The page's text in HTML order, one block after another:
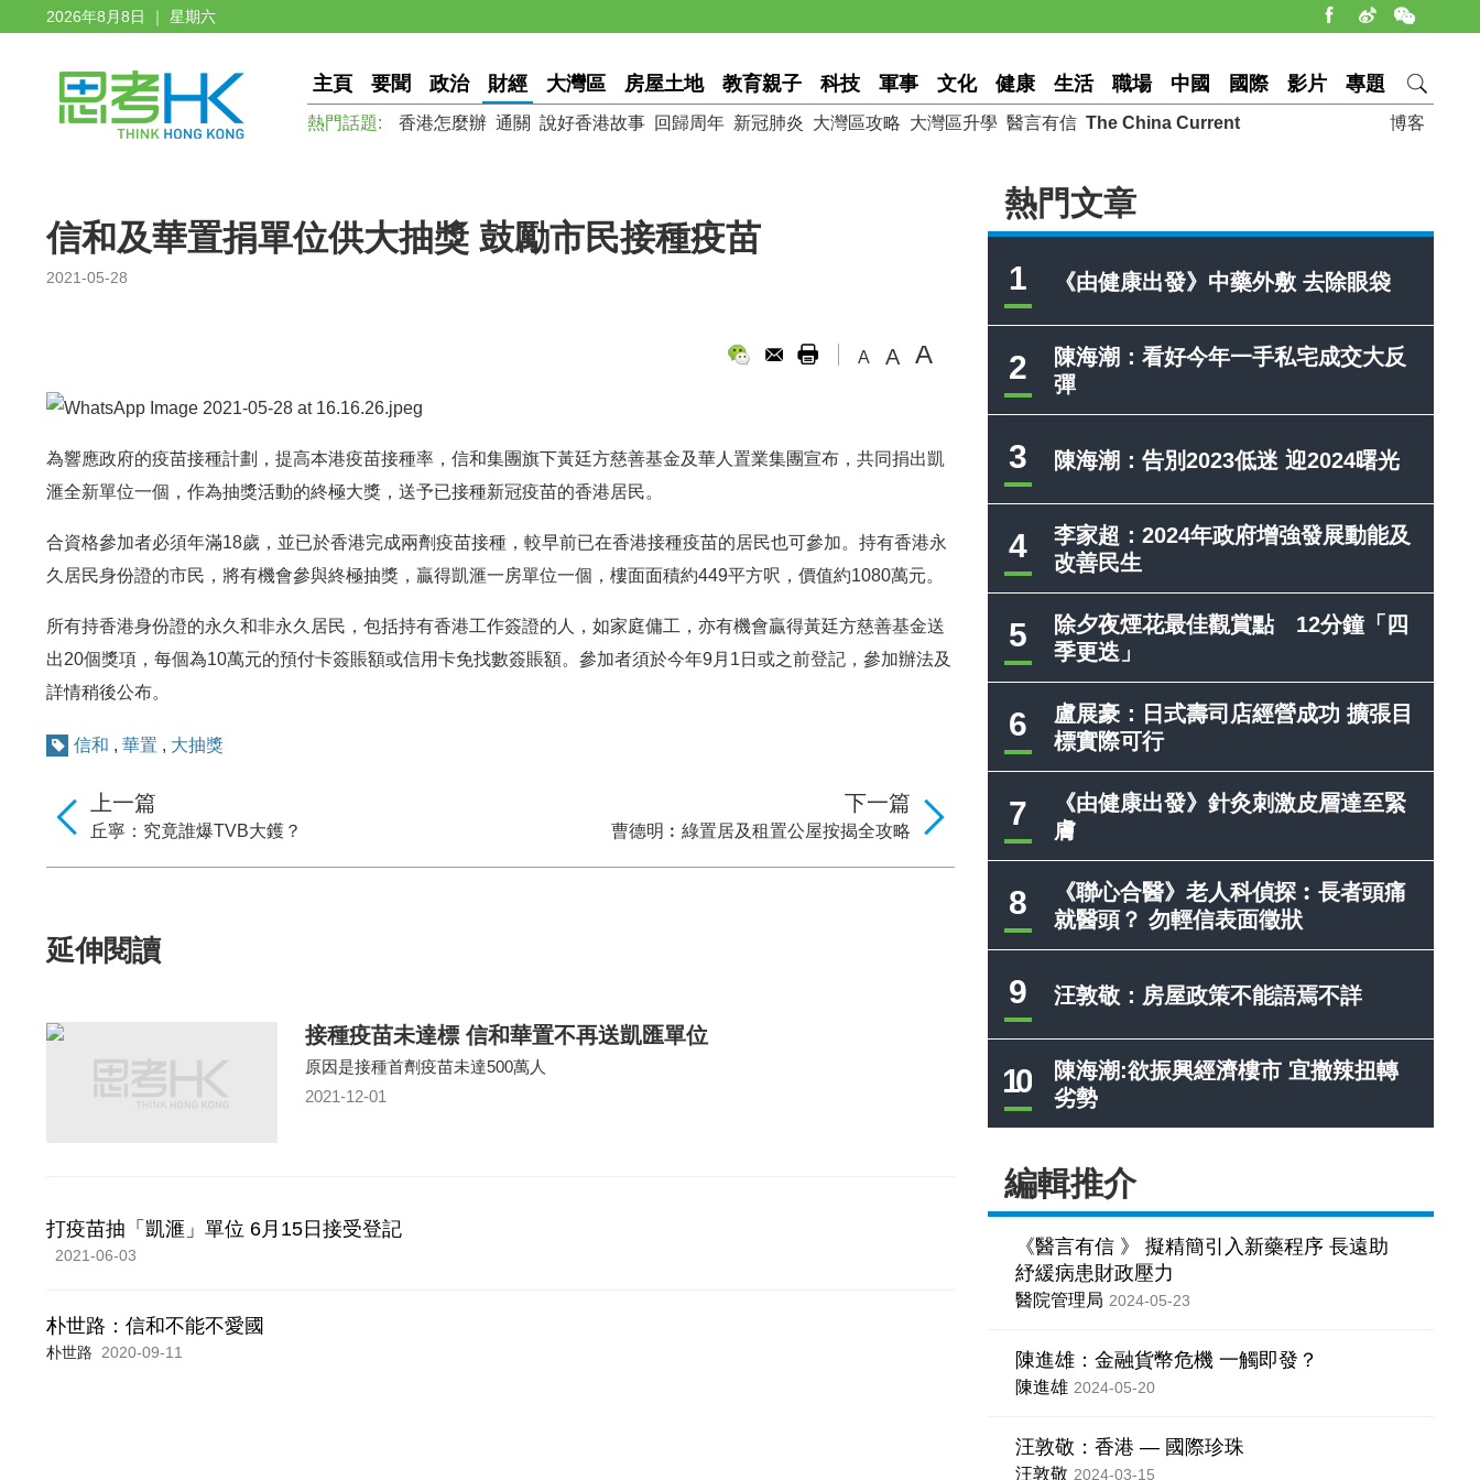
2026年8月8日 ｜ 星期六
主頁 要聞 政治 財經 大灣區 房屋土地 教育親子 科技 軍事 文化 健康 生活 職場 中國 國際 影片 專題
博客
熱門話題: 香港怎麼辦 通關 說好香港故事 回歸周年 新冠肺炎 大灣區攻略 大灣區升學 醫言有信 The China Current
熱門文章
1 《由健康出發》中藥外敷 去除眼袋
2
陳海潮：看好今年一手私宅成交大反
彈
3 陳海潮：告別2023低迷 迎2024曙光
4
李家超：2024年政府增強發展動能及
改善民生
5
除夕夜煙花最佳觀賞點 12分鐘「四
季更迭」
6
盧展豪：日式壽司店經營成功 擴張目
標實際可行
7
《由健康出發》針灸刺激皮層達至緊
膚
8
《聯心合醫》老人科偵探︰長者頭痛
就醫頭？ 勿輕信表面徵狀
9 汪敦敬：房屋政策不能語焉不詳
10
陳海潮:欲振興經濟樓市 宜撤辣扭轉
劣勢
編輯推介
《醫言有信 》 擬精簡引入新藥程序 長遠助
紓緩病患財政壓力
醫院管理局 2024-05-23
陳進雄：金融貨幣危機 一觸即發？
陳進雄 2024-05-20
汪敦敬：香港 — 國際珍珠
汪敦敬 2024-03-15
信和及華置捐單位供大抽獎 鼓勵市民接種疫苗
2021-05-28
A A A
為響應政府的疫苗接種計劃，提高本港疫苗接種率，信和集團旗下黃廷方慈善基金及華人置業集團宣布，共同捐出凱
滙全新單位一個，作為抽獎活動的終極大獎，送予已接種新冠疫苗的香港居民。
合資格參加者必須年滿18歲，並已於香港完成兩劑疫苗接種，較早前已在香港接種疫苗的居民也可參加。持有香港永
久居民身份證的市民，將有機會參與終極抽獎，贏得凱滙一房單位一個，樓面面積約449平方呎，價值約1080萬元。
所有持香港身份證的永久和非永久居民，包括持有香港工作簽證的人，如家庭傭工，亦有機會贏得黃廷方慈善基金送
出20個獎項，每個為10萬元的預付卡簽賬額或信用卡免找數簽賬額。參加者須於今年9月1日或之前登記，參加辦法及
詳情稍後公布。
信和 , 華置 , 大抽獎
下一篇
曹德明︰綠置居及租置公屋按揭全攻略
上一篇
丘寧：究竟誰爆TVB大鑊？
延伸閱讀
接種疫苗未達標 信和華置不再送凱匯單位
原因是接種首劑疫苗未達500萬人
2021-12-01
打疫苗抽「凱滙」單位 6月15日接受登記
2021-06-03
朴世路：信和不能不愛國
朴世路 2020-09-11